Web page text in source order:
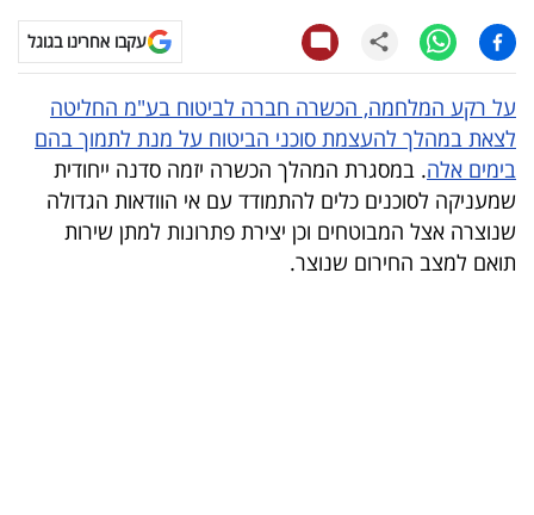
טלוויזיה
עסקי
ספורט
קריירה
ולימודים
עקבו אחרינו בגוגל
על רקע המלחמה, הכשרה חברה לביטוח בע"מ החליטה
לצאת במהלך להעצמת סוכני הביטוח על מנת לתמוך בהם
בימים אלה. במסגרת המהלך הכשרה יזמה סדנה ייחודית
שמעניקה לסוכנים כלים להתמודד עם אי הוודאות הגדולה
שנוצרה אצל המבוטחים וכן יצירת פתרונות למתן שירות
תואם למצב החירום שנוצר.